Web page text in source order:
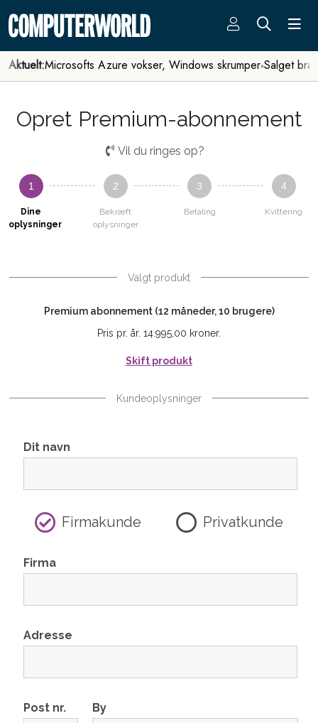
Aktuelt:Microsofts Azure vokser, Windows skrumper Salget
Opret Premium-abonnement
Vil du ringes op?
1
Dine
oplysninger
2
Bekræft
oplysninger
3
Betaling
4
Kvittering
Valgt produkt
Premium abonnement (12 måneder, 10 brugere)
Pris pr. år. 14.995,00 kroner.
Skift produkt
Kundeoplysninger
Dit navn
Firmakunde Privatkunde
Firma
Adresse
Post nr. By